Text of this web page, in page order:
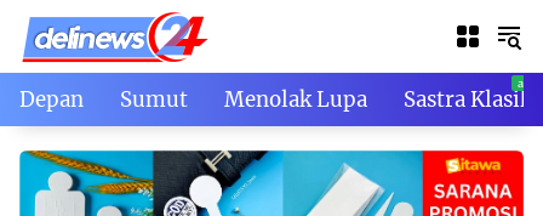
Skip
content
Depan Sumut Menolak Lupa Sastra Klasik